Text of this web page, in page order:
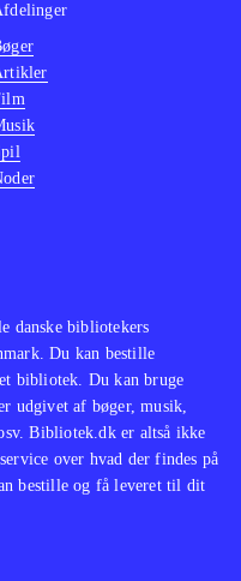
danske bibliotekers
Du kan bestille
bibliotek. Du kan bruge
udgivet af bøger, musik,
Bibliotek.dk er altså ikke
over hvad der findes på
bestille og få leveret til dit